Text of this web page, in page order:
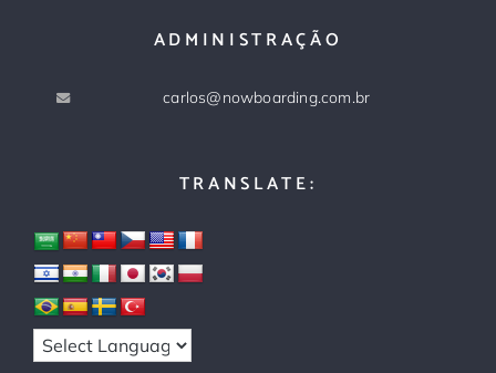
ADMINISTRAÇÃO
carlos@nowboarding.com.br
TRANSLATE: